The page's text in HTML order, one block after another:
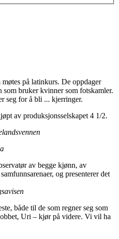
på latinkurs. De oppdager
som bruker kvinner som fotskamler.
seg for å bli ... kjerringer.
av produksjonsselskapet 4 1/2.
av begge kjønn, av
og presenterer det
både til de som regner seg som
Uri – kjør på videre. Vi vil ha